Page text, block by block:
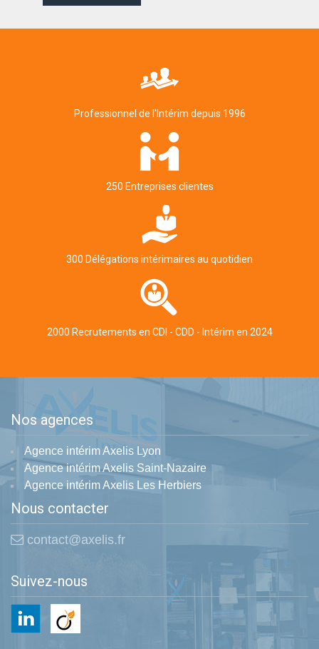
Professionnel de l'Intérim depuis 1996
250 Entreprises clientes
300 Délégations intérimaires au quotidien
2000 Recrutements en CDI - CDD - Intérim en 2024
Nos agences
Agence intérim Axelis Lyon
Agence intérim Axelis Saint-Nazaire
Agence intérim Axelis Les Herbiers
Nous contacter
contact@axelis.fr
Suivez-nous